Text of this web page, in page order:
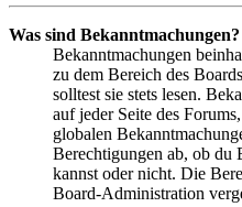
Was sind Bekanntmachungen?
Bekanntmachungen
zu dem Bereich des
solltest sie stets lesen.
auf jeder Seite des
globalen
Berechtigungen ab, ob du
kannst oder nicht. Die
Board-Administration